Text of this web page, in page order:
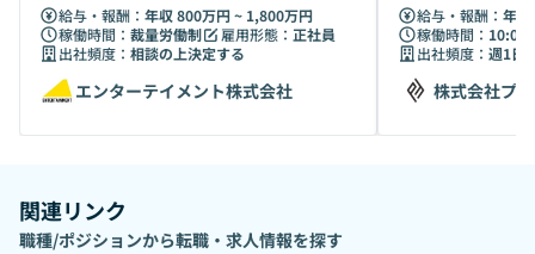
給与・報酬： 年収 800万円 ~ 1,800万円
稼働時間： 裁量労働制 雇用形態： 正社員
出社頻度： 相談の上決定する
エンターテイメント株式会社
ジニア
給与・報酬： 年
稼働時間： 10:00
出社頻度： 週1日
株式会社プ
関連リンク
職種/ポジションから転職・求人情報を探す